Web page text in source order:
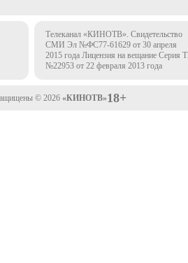
Телеканал «КИНОТВ». Свидетельство
СМИ Эл №ФС77-61629 от 30 апреля
2015 года Лицензия на вещание Серия
№22953 от 22 февраля 2013 года
© 2026 «КИНОТВ»18+